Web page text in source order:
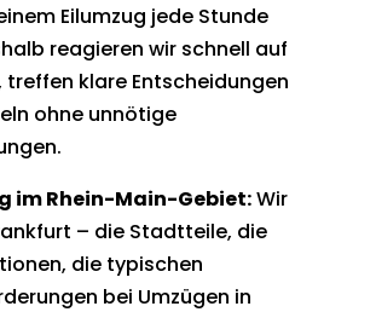
Eilumzug jede Stunde
reagieren wir schnell auf
treffen klare Entscheidungen
ohne unnötige
im Rhein-Main-Gebiet:Wir
– die Stadtteile, die
die typischen
bei Umzügen in